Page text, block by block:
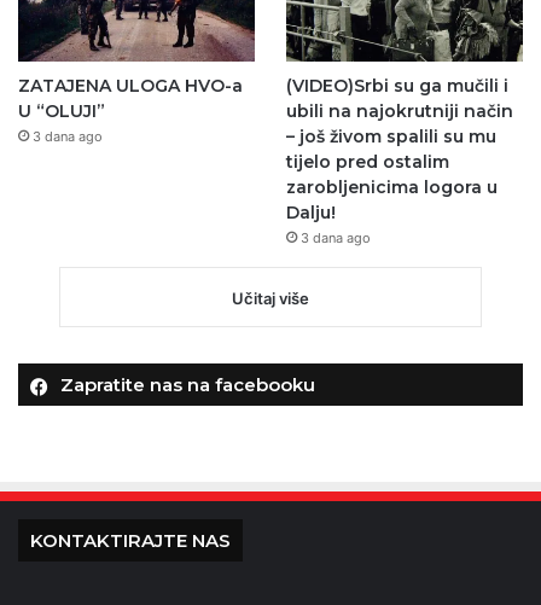
ZATAJENA ULOGA HVO-a
U “OLUJI”
3 dana ago
(VIDEO)Srbi su ga mučili i
ubili na najokrutniji način
– još živom spalili su mu
tijelo pred ostalim
zarobljenicima logora u
Dalju!
3 dana ago
Učitaj više
Zapratite nas na facebooku
KONTAKTIRAJTE NAS